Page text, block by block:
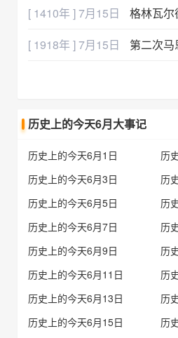
[ 1410年 ] 7月15日
格林瓦尔
[ 1918年 ] 7月15日
第二次
历史上的今天6月大事记
历史上的今天6月1日
历
历史上的今天6月3日
历
历史上的今天6月5日
历
历史上的今天6月7日
历
历史上的今天6月9日
历
历史上的今天6月11日
历
历史上的今天6月13日
历
历史上的今天6月15日
历